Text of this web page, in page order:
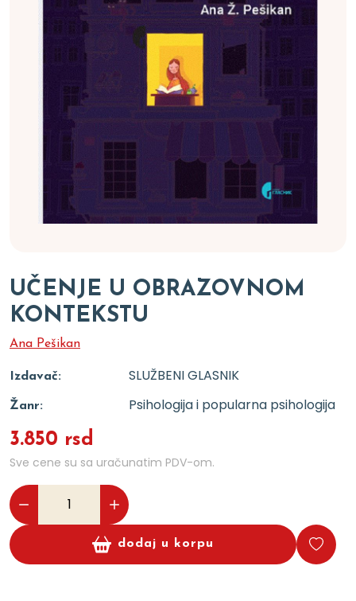
UČENJE U OBRAZOVNOM
KONTEKSTU
Ana Pešikan
Izdavač: SLUŽBENI GLASNIK
Žanr: Psihologija i popularna psihologija
3.850 rsd
Sve cene su sa uračunatim PDV-om.
dodaj u korpu